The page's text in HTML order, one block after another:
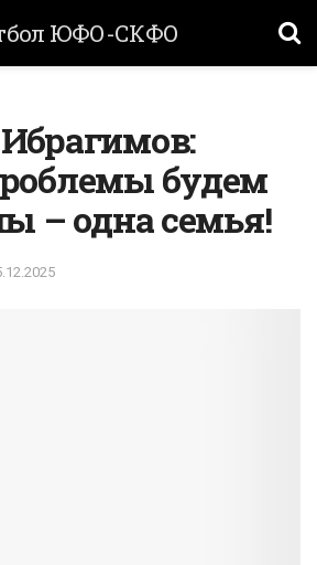
ЮФО-СКФО
будем
– одна семья!